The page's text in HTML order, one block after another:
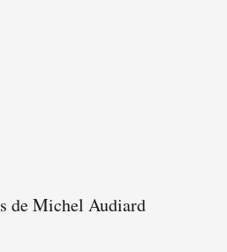
de Michel Audiard